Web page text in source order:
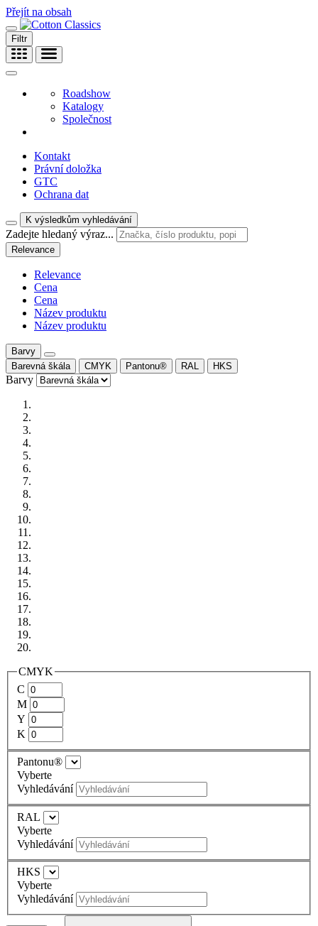
Přejít na obsah
Filtr
Roadshow
Katalogy
Společnost
Kontakt
Právní doložka
GTC
Ochrana dat
K výsledkům vyhledávání
Zadejte hledaný výraz...
Relevance
Relevance
Cena
Cena
Název produktu
Název produktu
Barvy
Barevná škála
CMYK Pantonu® RAL HKS
Barvy
CMYK
C
M
Y
K
Pantonu®
Vyberte
Vyhledávání
RAL
Vyberte
Vyhledávání
HKS
Vyberte
Vyhledávání